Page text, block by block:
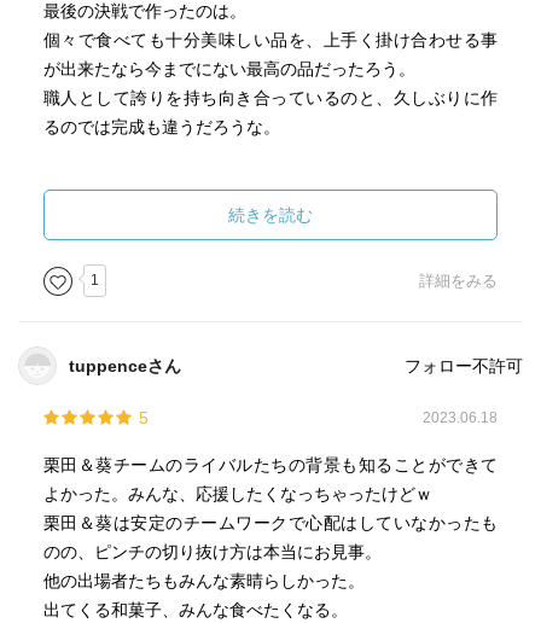
最後の決戦で作ったのは。
個々で食べても十分美味しい品を、上手く掛け合わせる事
が出来たなら今までにない最高の品だったろう。
職人として誇りを持ち向き合っているのと、久しぶりに作
るのでは完成も違うだろうな。
胸に残った蟠りの正体は。
門出を祝う新しい一品と出会ったからこそ、一人考え続け
ていた想いが何なのか気付く事ができたのだろ。
一躍有名になったとはいえ、それに傲ることなく変わらず
続きを読む
1 詳細をみる
tuppenceさん フォロー不許可
5 2023.06.18
栗田＆葵チームのライバルたちの背景も知ることができて
よかった。みんな、応援したくなっちゃったけどｗ
栗田＆葵は安定のチームワークで心配はしていなかったも
のの、ピンチの切り抜け方は本当にお見事。
他の出場者たちもみんな素晴らしかった。
出てくる和菓子、みんな食べたくなる。